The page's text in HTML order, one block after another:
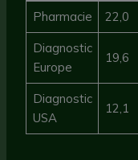
Pharmacie 22,0
Diagnostic
Europe
19,6
Diagnostic
USA
12,1